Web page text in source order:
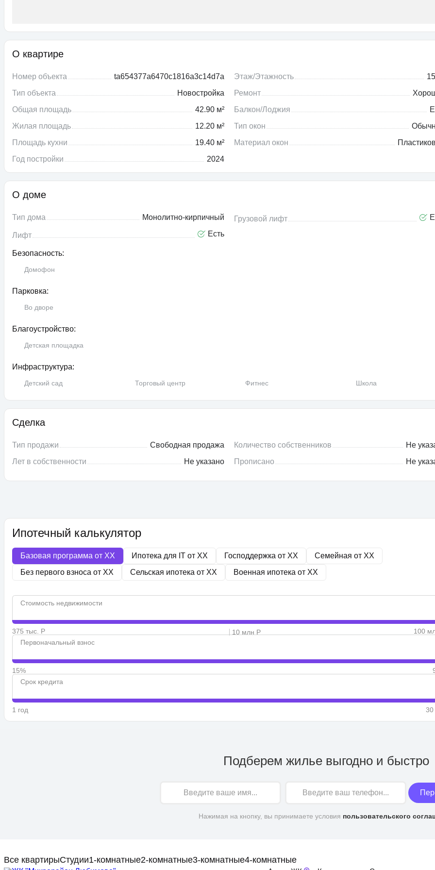
О квартире
Номер объекта
ta654377a6470c1816a3c14d7a
Тип объекта
Новостройка
Общая площадь
42.90 м²
Жилая площадь
12.20 м²
Площадь кухни
19.40 м²
Год постройки
2024
Этаж/Этажность
Ремонт
Балкон/Лоджия
Тип окон
Материал окон
О доме
Тип дома Монолитно-кирпичный
Лифт Есть
Грузовой лифт
Безопасность:
Домофон
Парковка:
Во дворе
Благоустройство:
Детская площадка
Инфраструктура:
Детский сад Торговый центр Фитнес Школа
Сделка
Тип продажи
Свободная продажа
Лет в собственности
Не указано
Количество собственников
Не
Прописано
Не
Ипотечный калькулятор
Базовая программа от XX Ипотека для IT от XX Господдержка от XX Семейная от XX
Без первого взноса от XX Сельская ипотека от XX Военная ипотека от XX
Стоимость недвижимости
375 тыс. Р 10 млн Р
100
Первоначальный взнос
15%
Срок кредита
1 год 30
Подберем жилье выгодно и быстро
Нажимая на кнопку, вы принимаете условия пользовательского
Все квартирыСтудии1-комнатные2-комнатные3-комнатные4-комнатные